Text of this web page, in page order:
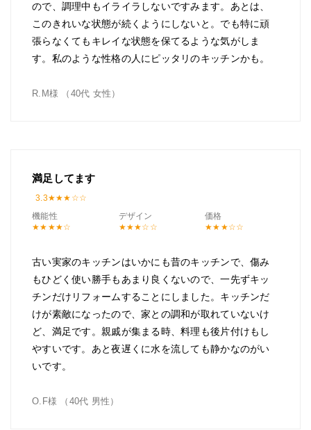
ので、調理中もイライラしないですみます。あとは、
このきれいな状態が続くようにしないと。でも特に頑
張らなくてもキレイな状態を保てるような気がしま
す。私のような性格の人にピッタリのキッチンかも。
R.M様 （40代 女性）
満足してます
3.3
機能性
デザイン 価格
古い実家のキッチンはいかにも昔のキッチンで、傷み
もひどく使い勝手もあまり良くないので、一先ずキッ
チンだけリフォームすることにしました。キッチンだ
けが素敵になったので、家との調和が取れていないけ
ど、満足です。親戚が集まる時、料理も後片付けもし
やすいです。あと夜遅くに水を流しても静かなのがい
いです。
O.F様 （40代 男性）